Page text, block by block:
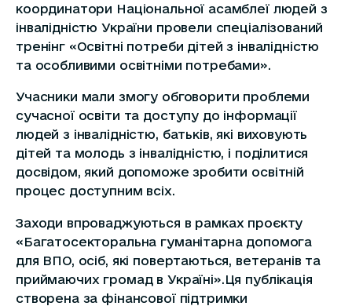
координатори Національної асамблеї людей з
інвалідністю України провели спеціалізований
тренінг «Освітні потреби дітей з інвалідністю
та особливими освітніми потребами».
Учасники мали змогу обговорити проблеми
сучасної освіти та доступу до інформації
людей з інвалідністю, батьків, які виховують
дітей та молодь з інвалідністю, і поділитися
досвідом, який допоможе зробити освітній
процес доступним всіх.
Заходи впроваджуються в рамках проєкту
«Багатосекторальна гуманітарна допомога
для ВПО, осіб, які повертаються, ветеранів та
приймаючих громад в Україні».Ця публікація
створена за фінансової підтримки